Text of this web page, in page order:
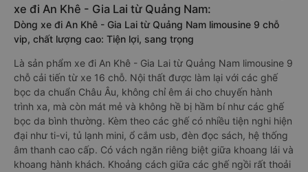
xe đi An Khê - Gia Lai từ Quảng Nam:
Dòng xe đi An Khê - Gia Lai từ Quảng Nam limousine 9 chỗ
vip, chất lượng cao: Tiện lợi, sang trọng
Là sản phẩm xe đi An Khê - Gia Lai từ Quảng Nam limousine 9
chỗ cải tiến từ xe 16 chỗ. Nội thất được làm lại với các ghế
bọc da chuẩn Châu Âu, không chỉ êm ái cho chuyến hành
trình xa, mà còn mát mẻ và không hề bị hầm bí như các ghế
bọc da bình thường. Kèm theo các ghế có nhiều tiện nghi hiện
đại như ti-vi, tủ lạnh mini, ổ cắm usb, đèn đọc sách, hệ thống
âm thanh cao cấp. Có vách ngăn riêng biệt giữa khoang lái và
khoang hành khách. Khoảng cách giữa các ghế ngồi rất thoải